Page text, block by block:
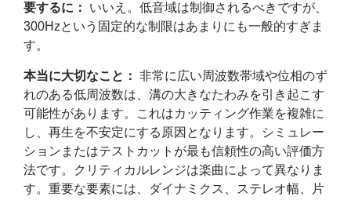
要するに：
いいえ。低音域は制御されるべきですが、
300Hzという固定的な制限はあまりにも一般的すぎま
す。
本当に大切なこと： 非常に広い周波数帯域や位相のず
れのある低周波数は、溝の大きなたわみを引き起こす
可能性があります。これはカッティング作業を複雑に
し、再生を不安定にする原因となります。シミュレー
ションまたはテストカットが最も信頼性の高い評価方
法です。クリティカルレンジは楽曲によって異なりま
す。重要な要素には、ダイナミクス、ステレオ幅、片